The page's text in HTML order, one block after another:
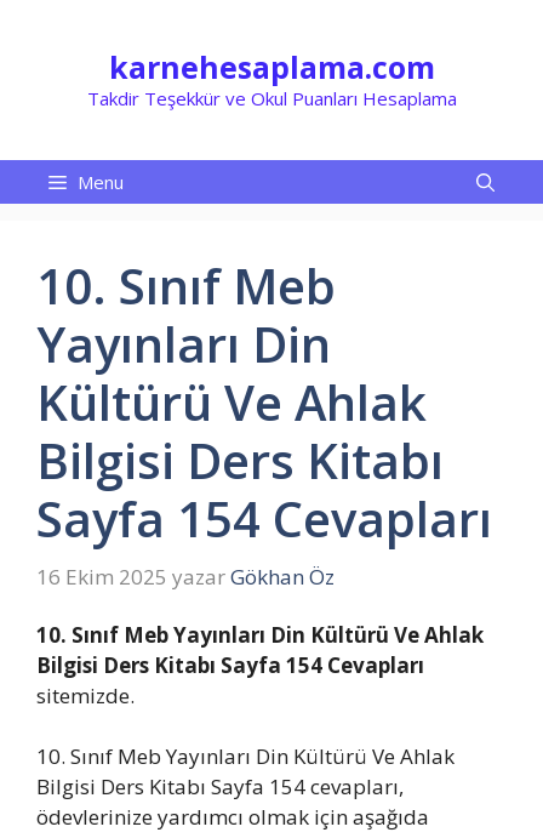
karnehesaplama.com
Takdir Teşekkür ve Okul Puanları Hesaplama
Menu
10. Sınıf Meb
Yayınları Din
Kültürü Ve Ahlak
Bilgisi Ders Kitabı
Sayfa 154 Cevapları
16 Ekim 2025 yazarGökhan Öz
10. Sınıf Meb Yayınları Din Kültürü Ve Ahlak
Bilgisi Ders Kitabı Sayfa 154 Cevapları
sitemizde.
10. Sınıf Meb Yayınları Din Kültürü Ve Ahlak
Bilgisi Ders Kitabı Sayfa 154 cevapları,
ödevlerinize yardımcı olmak için aşağıda